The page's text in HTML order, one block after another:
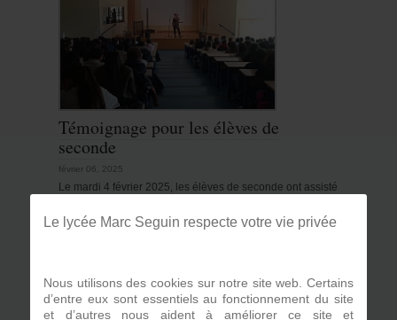
Témoignage pour les élèves de
seconde
février 06, 2025
Le mardi 4 février 2025, les élèves de seconde ont assisté
multiples talents musicaux : batteur, guitariste, chanteur...
Le lycée Marc Seguin respecte votre vie privée
Nous utilisons des cookies sur notre site web. Certains
d’entre eux sont essentiels au fonctionnement du site
et d’autres nous aident à améliorer ce site et